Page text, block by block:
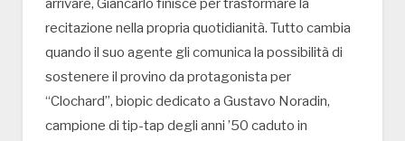
arrivare, Giancarlo finisce per trasformare la
recitazione nella propria quotidianità. Tutto cambia
quando il suo agente gli comunica la possibilità di
sostenere il provino da protagonista per
“Clochard”, biopic dedicato a Gustavo Noradin,
campione di tip-tap degli anni ’50 caduto in